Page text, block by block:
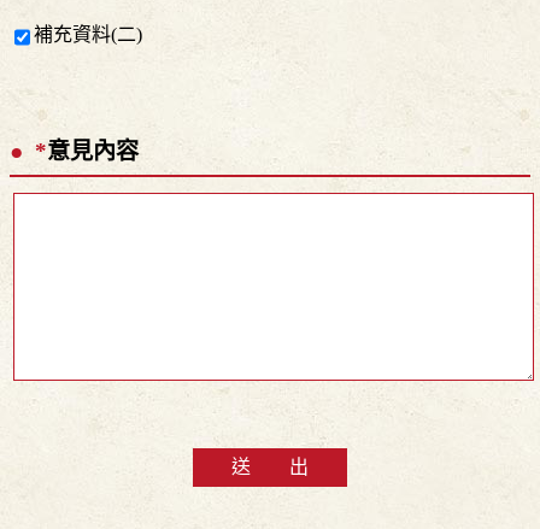
補充資料(二)
*意見內容
送 出